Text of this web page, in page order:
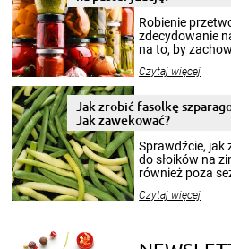
Robienie
zdecydowanie
na to, by
krajobrazów, by
pełni poczuć
miesięcy.
patenty, które
przetworów.
Czytaj więcej
Jak zrobić fasolkę
Jak zawekować?
Sprawdźcie, jak
do słoików na
również poza
nasze
Czytaj więcej